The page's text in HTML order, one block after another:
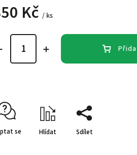
Kč/ ks
se Hlídat Sdílet